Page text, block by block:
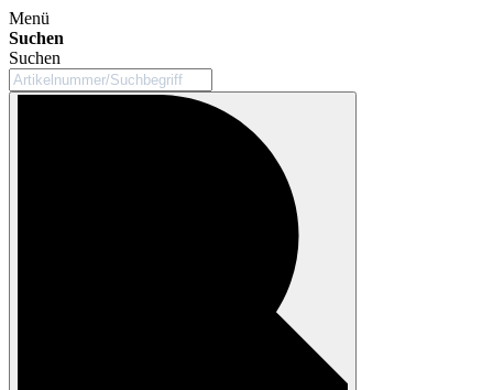
Menü
Suchen
Suchen